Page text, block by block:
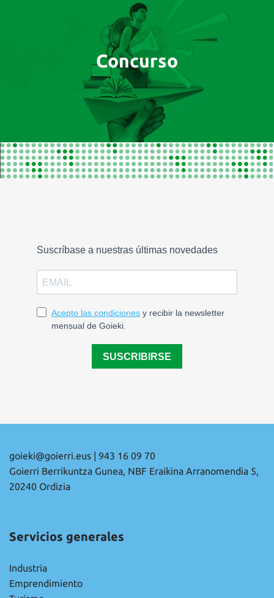
Concurso
goieki@goierri.eus | 943 16 09 70
Goierri Berrikuntza Gunea, NBF Eraikina Arranomendia 5,
20240 Ordizia
Servicios generales
Industria
Emprendimiento